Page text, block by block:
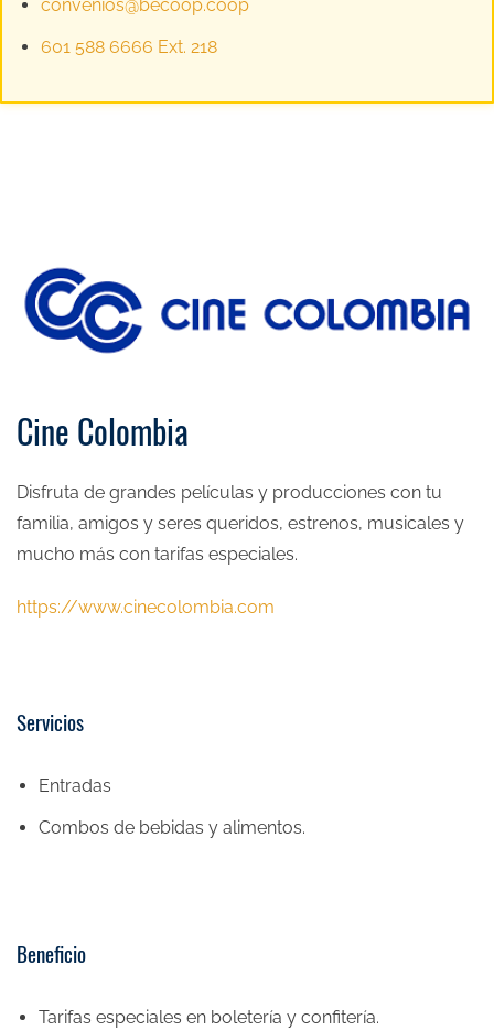
convenios@becoop.coop
601 588 6666 Ext. 218
Cine Colombia
Disfruta de grandes películas y producciones con tu
familia, amigos y seres queridos, estrenos, musicales y
mucho más con tarifas especiales.
https://www.cinecolombia.com
Servicios
Entradas
Combos de bebidas y alimentos.
Beneficio
Tarifas especiales en boletería y confitería.